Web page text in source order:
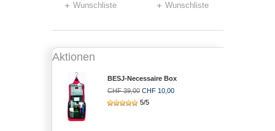
Wunschliste
Wunschliste
Aktionen
BESJ-Necessaire Box
CHF 39,00 CHF 10,00
5/5